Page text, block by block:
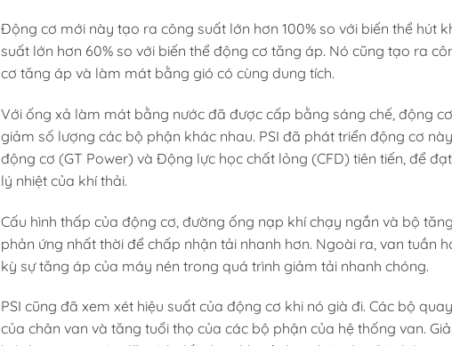
Động cơ mới này tạo ra công suất lớn hơn 100% so với biến thể hút
suất lớn hơn 60% so với biến thể động cơ tăng áp. Nó cũng tạo ra
cơ tăng áp và làm mát bằng gió có cùng dung tích.
Với ống xả làm mát bằng nước đã được cấp bằng sáng chế, động
giảm số lượng các bộ phận khác nhau. PSI đã phát triển động cơ
động cơ (GT Power) và Động lực học chất lỏng (CFD) tiên tiến, để
lý nhiệt của khí thải.
Cấu hình thấp của động cơ, đường ống nạp khí chạy ngắn và bộ
phản ứng nhất thời để chấp nhận tải nhanh hơn. Ngoài ra, van tuần
kỳ sự tăng áp của máy nén trong quá trình giảm tải nhanh chóng.
PSI cũng đã xem xét hiệu suất của động cơ khi nó già đi. Các bộ
của chân van và tăng tuổi thọ của các bộ phận của hệ thống van.